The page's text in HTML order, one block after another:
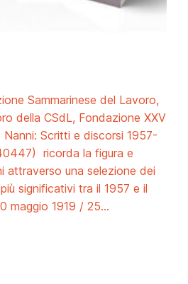
Sammarinese del Lavoro,
della CSdL, Fondazione XXV
Scritti e discorsi 1957-
ricorda la figura e
attraverso una selezione dei
significativi tra il 1957 e il
maggio 1919 / 25…